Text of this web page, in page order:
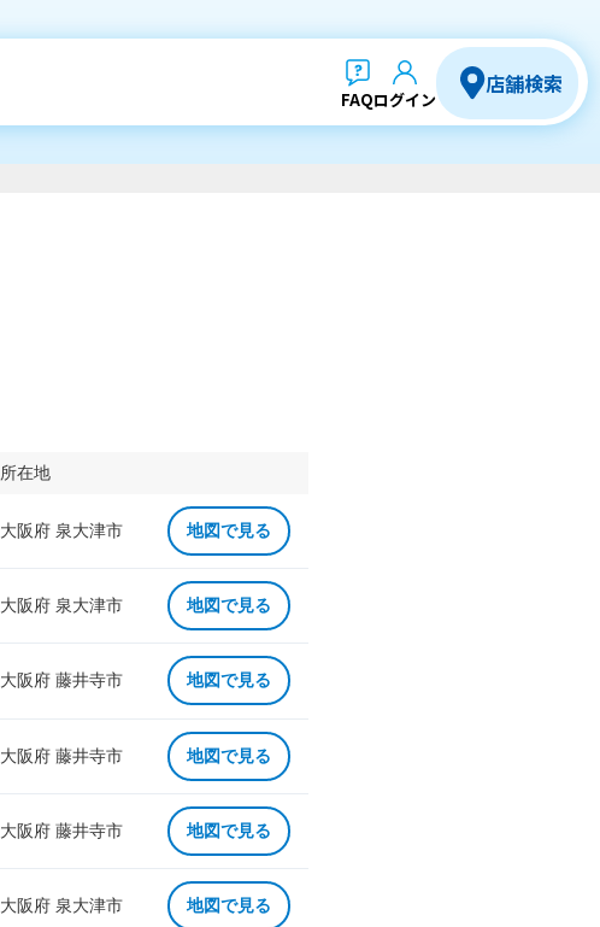
FAQログイン
店舗検索
所在地
大阪府 泉大津市 地図で見る
大阪府 泉大津市 地図で見る
大阪府 藤井寺市 地図で見る
大阪府 藤井寺市 地図で見る
大阪府 藤井寺市 地図で見る
大阪府 泉大津市 地図で見る